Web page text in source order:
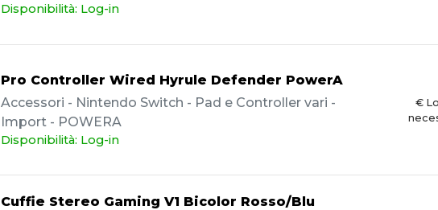
Disponibilità: Log-in
Pro Controller Wired Hyrule Defender PowerA
Accessori - Nintendo Switch - Pad e Controller vari -
Import - POWERA
Disponibilità: Log-in
€
Cuffie Stereo Gaming V1 Bicolor Rosso/Blu